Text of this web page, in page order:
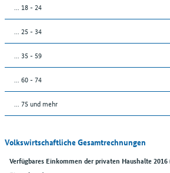
... 18 - 24
... 25 - 34
... 35 - 59
... 60 - 74
... 75 und mehr
Volkswirtschaftliche Gesamtrechnungen
Verfügbares Einkommen der privaten Haushalte 2016